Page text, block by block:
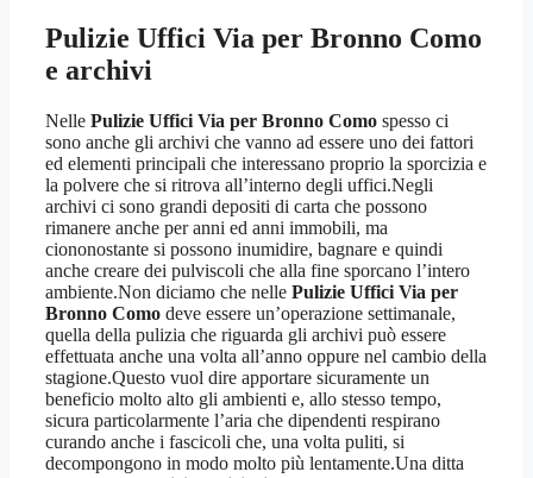
Pulizie Uffici Via per Bronno Como
e archivi
Nelle Pulizie Uffici Via per Bronno Como spesso ci
sono anche gli archivi che vanno ad essere uno dei fattori
ed elementi principali che interessano proprio la sporcizia e
la polvere che si ritrova all’interno degli uffici.Negli
archivi ci sono grandi depositi di carta che possono
rimanere anche per anni ed anni immobili, ma
ciononostante si possono inumidire, bagnare e quindi
anche creare dei pulviscoli che alla fine sporcano l’intero
ambiente.Non diciamo che nelle Pulizie Uffici Via per
Bronno Como deve essere un’operazione settimanale,
quella della pulizia che riguarda gli archivi può essere
effettuata anche una volta all’anno oppure nel cambio della
stagione.Questo vuol dire apportare sicuramente un
beneficio molto alto gli ambienti e, allo stesso tempo,
sicura particolarmente l’aria che dipendenti respirano
curando anche i fascicoli che, una volta puliti, si
decompongono in modo molto più lentamente.Una ditta